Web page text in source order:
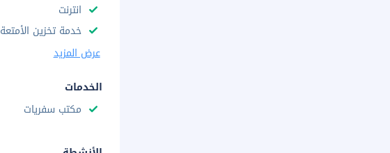
انترنت
خدمة تخزين الأمتعة
عرض المزيد
الخدمات
مكتب سفريات